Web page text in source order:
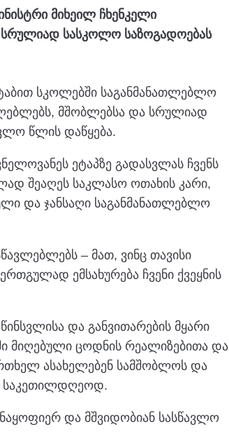
მიხეილ ჩხენკელი
სრულიად სასკოლო საზოგადოებას
სკოლებში საგანმანათლებლო
მშობლებსა და სრულიად
წლის დაწყება.
ეტაპზე გადასვლას ჩვენს
შეაღეს საკლასო ოთახის კარი,
და ჯანსაღი საგანმანათლებლო
– მათ, ვინც თავისი
ემსახურება ჩვენი ქვეყნის
და განვითარების მყარი
მიღებული ცოდნის რეალიზებითა და
ასახელებენ სამშობლოს და
საკეთილდღეოდ.
და მშვიდობიან სასწავლო